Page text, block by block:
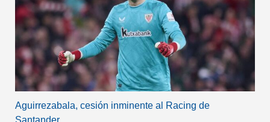
Aguirrezabala, cesión inminente al Racing de